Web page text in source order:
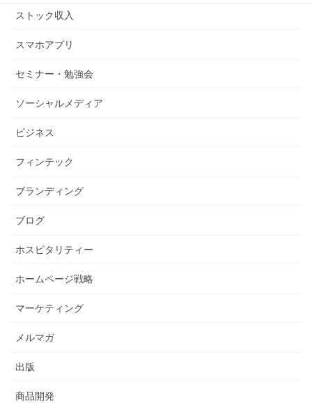
ストック収入
スマホアプリ
セミナー・勉強会
ソーシャルメディア
ビジネス
フィンテック
ブランディング
ブログ
ホスピタリティー
ホームページ戦略
マーケティング
メルマガ
出版
商品開発